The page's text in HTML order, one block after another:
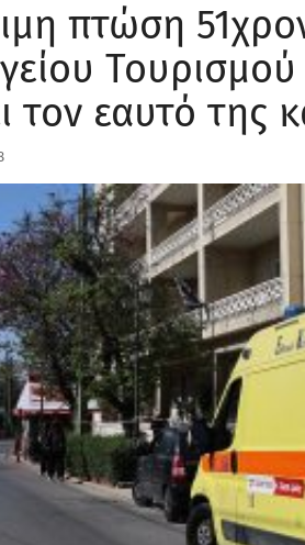
πτώση
τον εαυτό της